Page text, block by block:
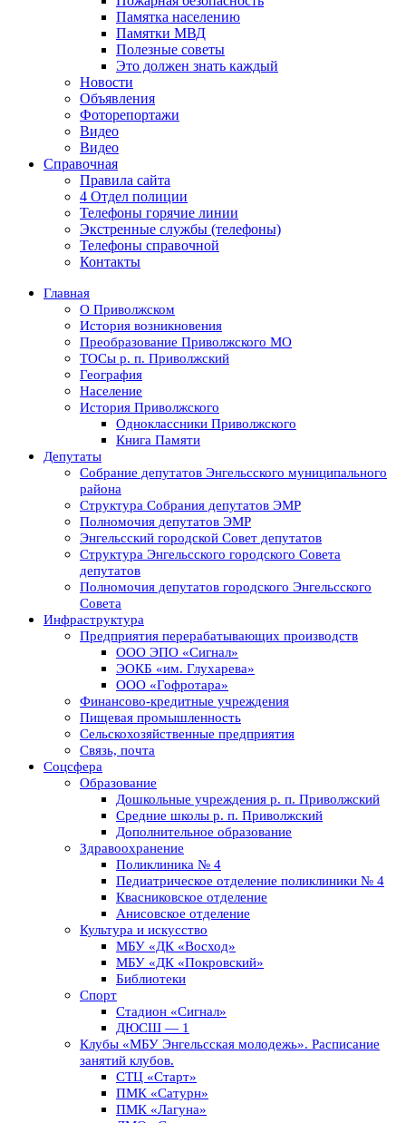
Памятка населению
Памятки МВД
Полезные советы
Это должен знать каждый
Новости
Объявления
Фоторепортажи
Видео
Видео
Справочная
Правила сайта
4 Отдел полиции
Телефоны горячие линии
Экстренные службы (телефоны)
Телефоны справочной
Контакты
Главная
О Приволжском
История возникновения
Преобразование Приволжского МО
ТОСы р. п. Приволжский
География
Население
История Приволжского
Одноклассники Приволжского
Книга Памяти
Депутаты
Собрание депутатов Энгельсского муниципального
района
Структура Собрания депутатов ЭМР
Полномочия депутатов ЭМР
Энгельсский городской Совет депутатов
Структура Энгельсского городского Совета
депутатов
Полномочия депутатов городского Энгельсского
Совета
Инфраструктура
Предприятия перерабатывающих производств
ООО ЭПО «Сигнал»
ЭОКБ «им. Глухарева»
ООО «Гофротара»
Финансово-кредитные учреждения
Пищевая промышленность
Сельскохозяйственные предприятия
Связь, почта
Соцсфера
Образование
Дошкольные учреждения р. п. Приволжский
Средние школы р. п. Приволжский
Дополнительное образование
Здравоохранение
Поликлиника № 4
Педиатрическое отделение поликлиники № 4
Квасниковское отделение
Анисовское отделение
Культура и искусство
МБУ «ДК «Восход»
МБУ «ДК «Покровский»
Библиотеки
Спорт
Стадион «Сигнал»
ДЮСШ — 1
Клубы «МБУ Энгельсская молодежь». Расписание
занятий клубов.
СТЦ «Старт»
ПМК «Сатурн»
ПМК «Лагуна»